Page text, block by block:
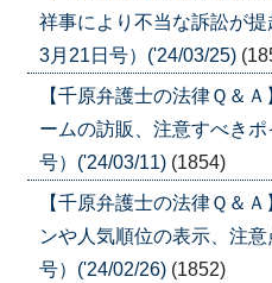
祥事により不当な訴訟が
3月21日号）('24/03/25)
【千原弁護士の法律Ｑ
ームの訪販、注意すべき
号）('24/03/11) (1854)
【千原弁護士の法律Ｑ
ンや人気順位の表示、注
号）('24/02/26) (1852)